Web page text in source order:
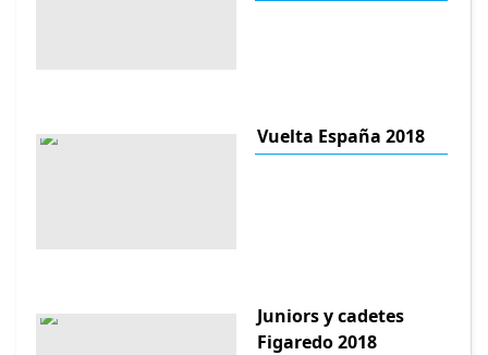
Vuelta España 2018
Juniors y cadetes
Figaredo 2018